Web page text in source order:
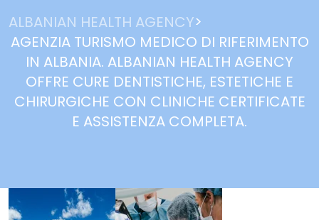
ALBANIAN HEALTH AGENCY>
AGENZIA TURISMO MEDICO DI RIFERIMENTO
IN ALBANIA. ALBANIAN HEALTH AGENCY
OFFRE CURE DENTISTICHE, ESTETICHE E
CHIRURGICHE CON CLINICHE CERTIFICATE
E ASSISTENZA COMPLETA.